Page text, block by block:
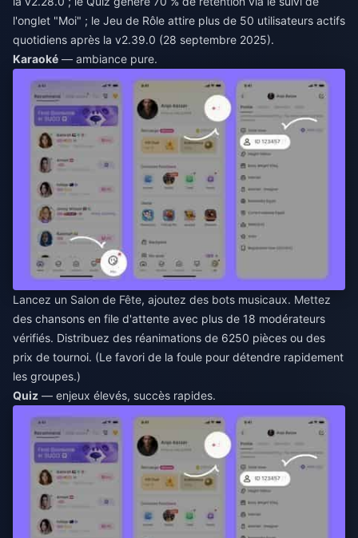
l'onglet "Moi" ; le Jeu de Rôle attire plus de 50 utilisateurs actifs
quotidiens après la v2.39.0 (28 septembre 2025).
Karaoké — ambiance pure.
Lancez un Salon de Fête, ajoutez des bots musicaux. Mettez
des chansons en file d'attente avec plus de 18 modérateurs
vérifiés. Distribuez des réanimations de 6250 pièces ou des
prix de tournoi. (Le favori de la foule pour détendre rapidement
les groupes.)
Quiz — enjeux élevés, succès rapides.